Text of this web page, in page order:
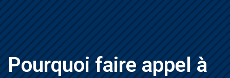
Pourquoi faire appel à